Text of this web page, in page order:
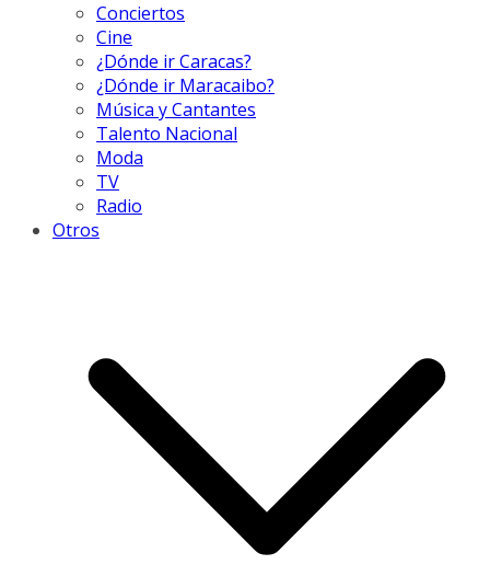
Conciertos
Cine
¿Dónde ir Caracas?
¿Dónde ir Maracaibo?
Música y Cantantes
Talento Nacional
Moda
TV
Radio
Otros